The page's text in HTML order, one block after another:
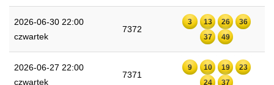
2026-06-30 22:00
czwartek
7372
3 13 26
36
37
49
2026-06-27 22:00
czwartek
7371
9 10 19
23
24
37